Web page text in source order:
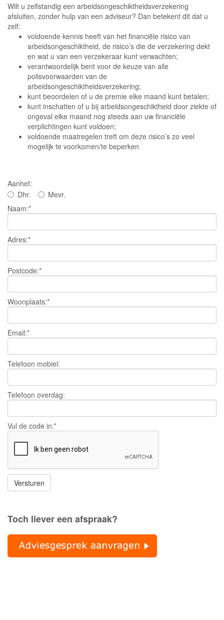
Wilt u zelfstandig een arbeidsongeschiktheidsverzekering
afsluiten, zonder hulp van een adviseur? Dan betekent dit dat u
zelf:
voldoende kennis heeft van het financiële risico van
arbeidsongeschiktheid, de risico’s die de verzekering dekt
en wat u van een verzekeraar kunt verwachten;
verantwoordelijk bent voor de keuze van alle
polisvoorwaarden van de
arbeidsongeschiktheidsverzekering;
kunt beoordelen of u de premie elke maand kunt betalen;
kunt inschatten of u bij arbeidsongeschiktheid door ziekte of
ongeval elke maand nog steeds aan uw financiële
verplichtingen kunt voldoen;
voldoende maatregelen treft om deze risico’s zo veel
mogelijk te voorkomen/te beperken
Aanhef:
Dhr.
Mevr.
Naam:*
Adres:*
Postcode:*
Woonplaats:*
Email:*
Telefoon mobiel:
Telefoon overdag:
Vul de code in:*
Toch liever een afspraak?